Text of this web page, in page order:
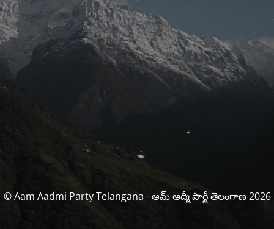
© Aam Aadmi Party Telangana - ఆమ్ ఆద్మీ పార్టీ తెలంగాణ 2026